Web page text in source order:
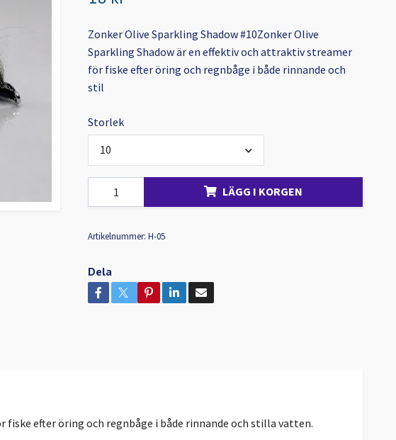
Zonker Olive Sparkling Shadow #10Zonker Olive
Sparkling Shadow är en effektiv och attraktiv streamer
för fiske efter öring och regnbåge i både rinnande och
stil
Storlek
10
LÄGG I KORGEN
Artikelnummer: H-05
Dela
efter öring och regnbåge i både rinnande och stilla vatten.